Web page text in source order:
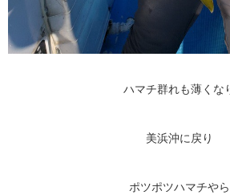
ハマチ群れも薄くな
美浜沖に戻り
ポツポツハマチやら